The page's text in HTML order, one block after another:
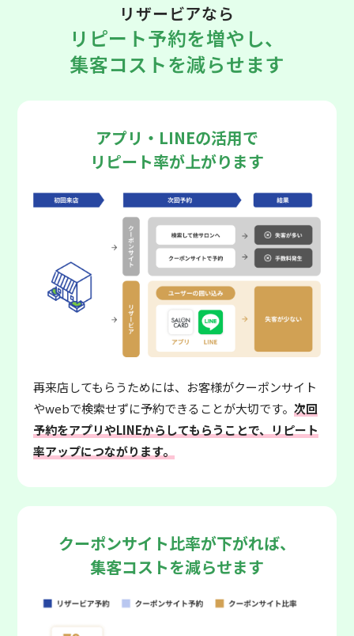
リザービアなら
リピート予約を増やし、
集客コストを減らせます
アプリ・LINEの活用で
リピート率が上がります
再来店してもらうためには、お客様がクーポンサイト
やwebで検索せずに予約できることが大切です。次回
予約をアプリやLINEからしてもらうことで、リピート
率アップにつながります。
クーポンサイト比率が下がれば、
集客コストを減らせます